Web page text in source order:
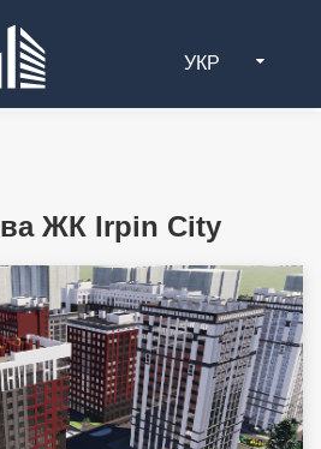
УКР
ЖК Irpin City